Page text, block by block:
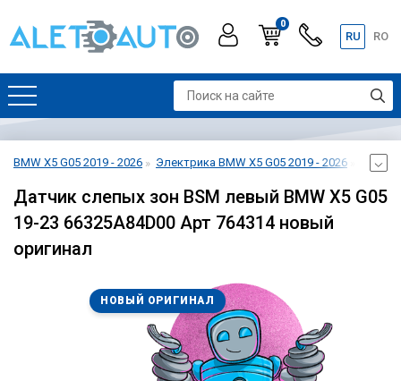
0
RU RO
BMW X5 G05 2019 - 2026 Электрика BMW X5 G05 2019 - 2026
Датчик слепых зон BSM левый BMW X5 G05
19-23 66325A84D00 Арт 764314 новый
оригинал
НОВЫЙ ОРИГИНАЛ